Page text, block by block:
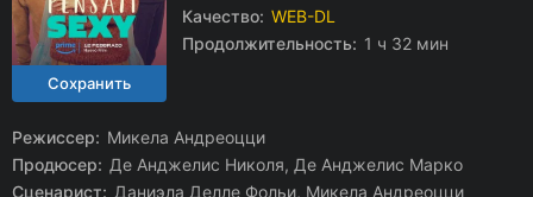
Качество: WEB-DL
Продолжительность: 1 ч 32 мин
Режиссер: Микела Андреоцци
Продюсер: Де Анджелис Николя, Де Анджелис Марко
Сценарист: Даниэла Делле Фольи, Микела Андреоцци